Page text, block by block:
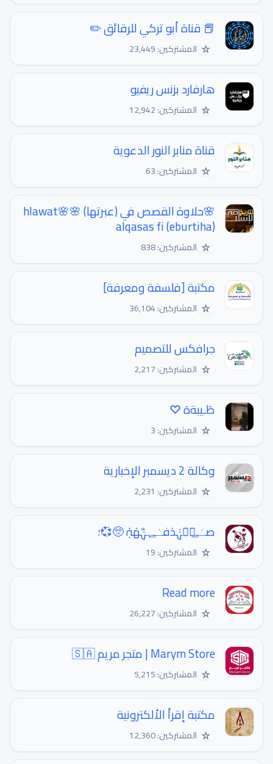
📕 قناة أبو تركي للرقائق ✏️
☆ المشتركين: 23,449
هارفارد بزنس ريفيو
☆ المشتركين: 12,942
قناة منابر النور الدعوية
☆ المشتركين: 63
🌸حلاوة القصص في (عبرتها) 🌸🌸hlawat
alqasas fi (eburtiha)
☆ المشتركين: 838
مكتبة [فلسفة ومعرفة]
☆ المشتركين: 36,104
جرافكس للتصميم
☆ المشتركين: 2,217
طَـيبةهَ ︎♡
☆ المشتركين: 3
وكالة 2 ديسمبر الإخبارية
☆ المشتركين: 2,231
صـٰ̲ـہۛہٰٰدٰفـٰ̲ـہ͒ہٰٰهٰہٰٖ 🥺💞؛
☆ المشتركين: 19
Read more
☆ المشتركين: 26,227
Marym Store | متجر مريم 🇸🇦
☆ المشتركين: 5,215
مكتبة إقرأ الألكترونية
☆ المشتركين: 12,360